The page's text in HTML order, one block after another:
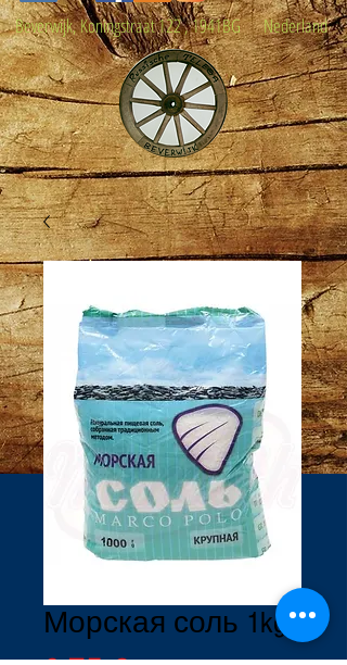
Beverwijk, Koningstraat 122 , 1941BG Nederland
Морская соль 1kg